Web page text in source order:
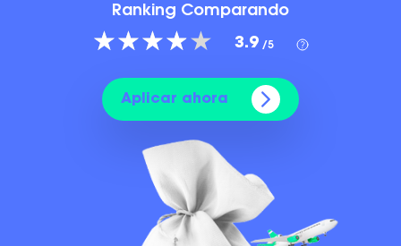
Ranking Comparando
3.9 /5
Aplicar ahora